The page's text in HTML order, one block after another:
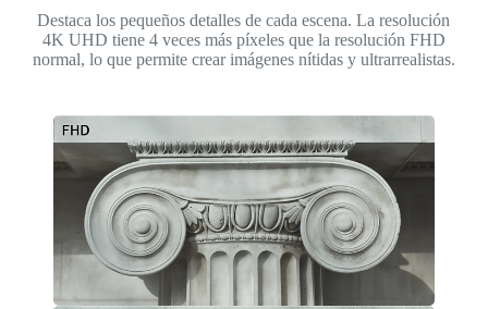
Destaca los pequeños detalles de cada escena. La resolución
4K UHD tiene 4 veces más píxeles que la resolución FHD
normal, lo que permite crear imágenes nítidas y ultrarrealistas.